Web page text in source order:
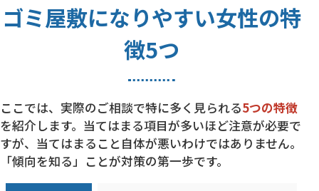
ゴミ屋敷になりやすい女性の特
徴5つ
ここでは、実際のご相談で特に多く見られる5つの特徴
を紹介します。当てはまる項目が多いほど注意が必要で
すが、当てはまること自体が悪いわけではありません。
「傾向を知る」ことが対策の第一歩です。